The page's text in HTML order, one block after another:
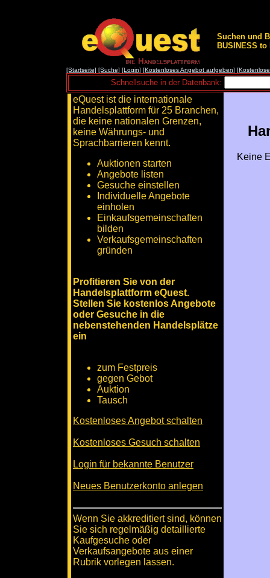
Suchen und
BUSINESS
[Startseite] [Suche] [Login] [Kostenloses Angebot aufgeben]
Schnellsuche in der Datenbank:
eQuest ist die internationale
Handelsplattform für 25 Branchen,
die keine nationalen Grenzen,
keine Währungs- und
Sprachbarrieren kennt.
Auktionen starten
Angebote listen
Gesuche einstellen
Individuelle Angebote
einholen
Einkaufsgemeinschaften
bilden
Verkaufsgemeinschaften
gründen
Profitieren Sie von der
Handelsplattform eQuest.
Stellen Sie kostenlos Angebote
oder Gesuche in die
nebenstehenden Handelsplätze
ein
zum Festpreis
gegen Gebot
Auktion
Tausch
Kostenloses Angebot schalten
Kostenloses Gesuch schalten
Login für bekannte Benutzer
Neues Benutzerkonto anlegen
Wenn Sie akkreditiert sind, können
Sie sich regelmäßig detaillierte
Kaufgesuche oder
Verkaufsangebote aus einer
Rubrik vorlegen lassen.
Keine